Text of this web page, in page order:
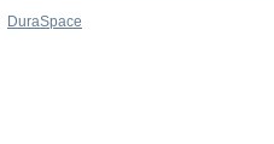
DuraSpace